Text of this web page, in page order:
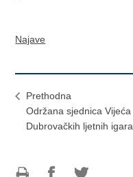
Najave
Prethodna
Održana sjednica Vijeća
Dubrovačkih ljetnih igara